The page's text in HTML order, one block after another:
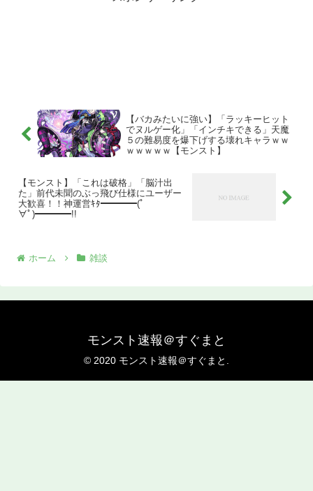
【バカみたいに強い】「ラッキーヒット
でヌルゲー化」「インチキできる」天魔
５の難易度を爆下げする壊れキャラｗｗ
ｗｗｗｗｗ【モンスト】
【モンスト】「これは破格」「脳汁出
た」前代未聞のぶっ飛び仕様にユーザー
大歓喜！！神運営ｷﾀ━━━━(ﾟ
∀ﾟ)━━━━!!
ホーム 雑談
モンスト速報＠すぐまと
© 2020 モンスト速報＠すぐまと.